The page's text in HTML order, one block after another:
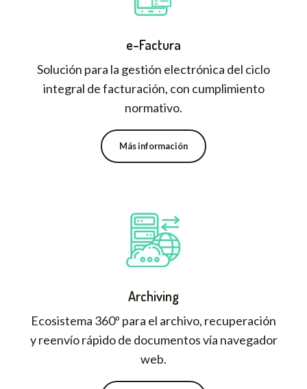
e-Factura
Solución para la gestión electrónica del ciclo
integral de facturación, con cumplimiento
normativo.
Más información
Archiving
Ecosistema 360º para el archivo, recuperación
y reenvío rápido de documentos vía navegador
web.